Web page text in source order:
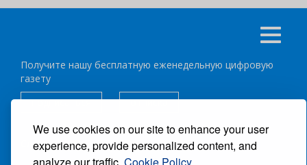
We use cookies on our site to enhance your user
experience, provide personalized content, and
Получите нашу бесплатную еженедельную цифровую
газету
подписаться
отписка
Следуйте за нами: